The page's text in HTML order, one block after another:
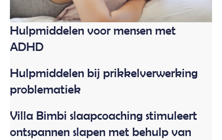
Hulpmiddelen voor mensen met
ADHD
Hulpmiddelen bij prikkelverwerking
problematiek
Villa Bimbi slaapcoaching stimuleert
ontspannen slapen met behulp van